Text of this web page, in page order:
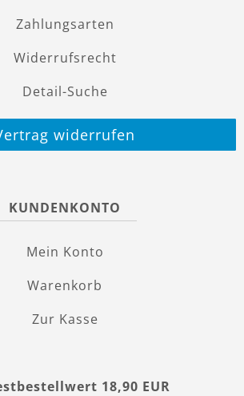
Zahlungsarten
Widerrufsrecht
Detail-Suche
widerrufen
KUNDENKONTO
Mein Konto
Warenkorb
Zur Kasse
18,90 EUR